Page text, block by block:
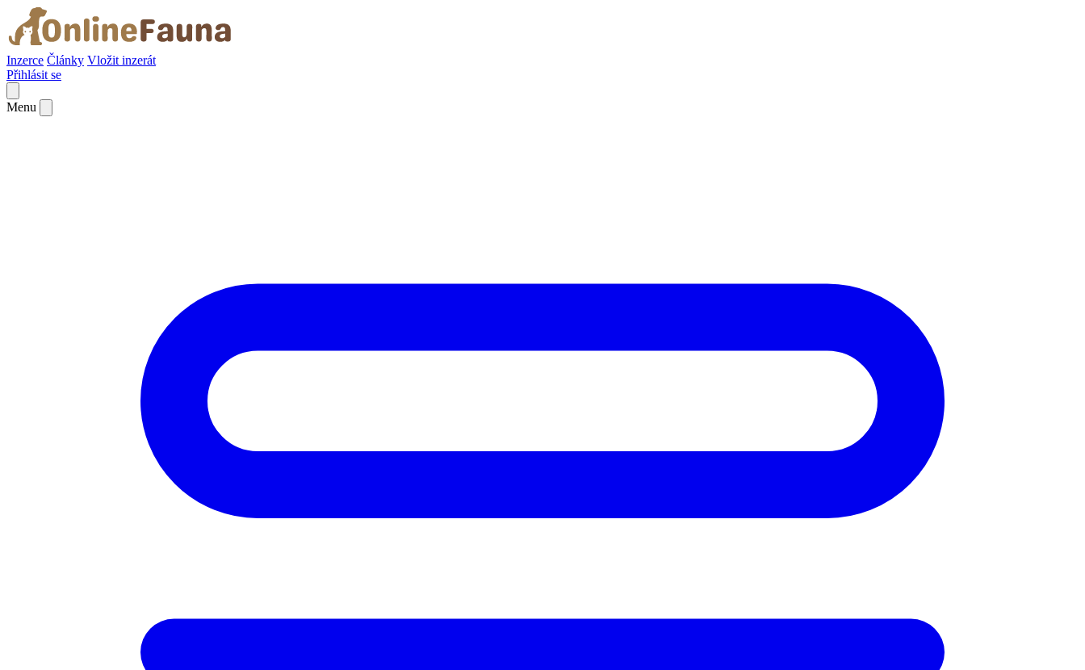
Inzerce Články Vložit inzerát
Přihlásit se
Menu